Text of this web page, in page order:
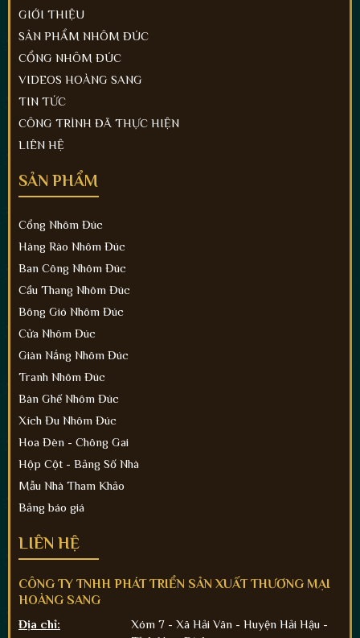
GIỚI THIỆU
SẢN PHẨM NHÔM ĐÚC
CỔNG NHÔM ĐÚC
VIDEOS HOÀNG SANG
TIN TỨC
CÔNG TRÌNH ĐÃ THỰC HIỆN
LIÊN HỆ
SẢN PHẨM
Cổng Nhôm Đúc
Hàng Rào Nhôm Đúc
Ban Công Nhôm Đúc
Cầu Thang Nhôm Đúc
Bông Gió Nhôm Đúc
Cửa Nhôm Đúc
Giàn Nắng Nhôm Đúc
Tranh Nhôm Đúc
Bàn Ghế Nhôm Đúc
Xích Đu Nhôm Đúc
Hoa Đèn - Chông Gai
Hộp Cột - Bảng Số Nhà
Mẫu Nhà Tham Khảo
Bảng báo giá
LIÊN HỆ
CÔNG TY TNHH PHÁT TRIỂN SẢN XUẤT THƯƠNG MẠI
HOÀNG SANG
Địa chỉ:
Xóm 7 - Xã Hải Vân - Huyện Hải Hậu -